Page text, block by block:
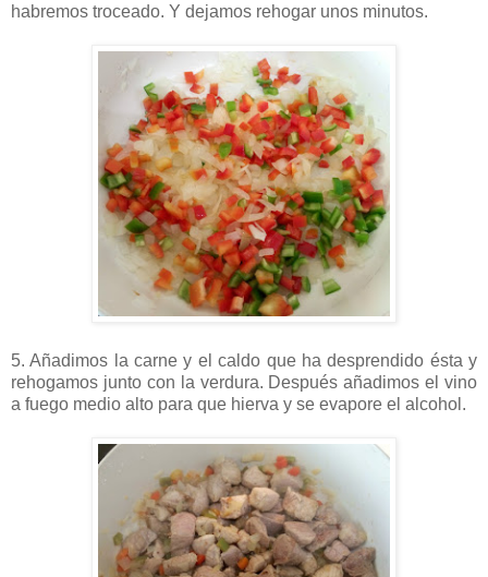
habremos troceado. Y dejamos rehogar unos minutos.
5. Añadimos la carne y el caldo que ha desprendido ésta y
rehogamos junto con la verdura. Después añadimos el vino
a fuego medio alto para que hierva y se evapore el alcohol.